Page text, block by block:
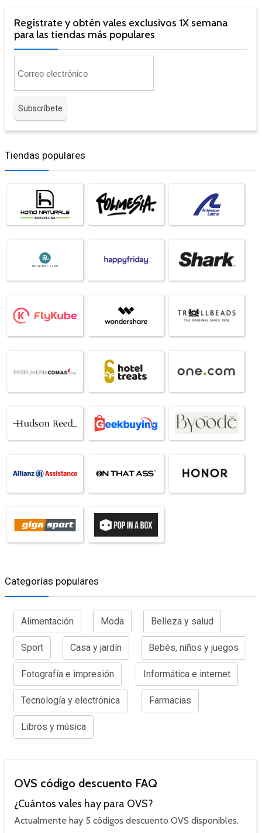
Regístrate y obtén vales exclusivos 1X semana
para las tiendas más populares
Tiendas populares
Categorías populares
Alimentación Moda Belleza y salud
Sport Casa y jardín Bebés, niños y juegos
Fotografía e impresión Informática e internet
Tecnología y electrónica Farmacias
Libros y música
OVS código descuento FAQ
¿Cuántos vales hay para OVS?
Actualmente hay 5 códigos descuento OVS disponibles.